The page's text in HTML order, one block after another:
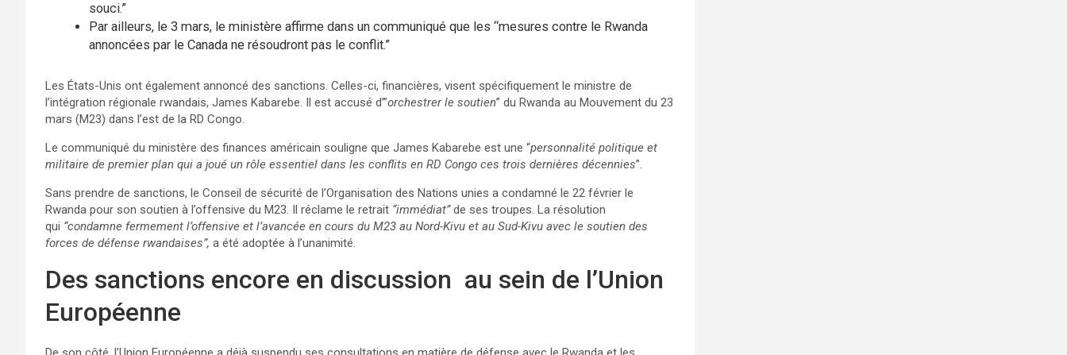
souci.”
Par ailleurs, le 3 mars, le ministère affirme dans un communiqué que les “mesures contre le Rwanda
annoncées par le Canada ne résoudront pas le conflit.”
Les États-Unis ont également annoncé des sanctions. Celles-ci, financières, visent spécifiquement le ministre de
l’intégration régionale rwandais, James Kabarebe. Il est accusé d’”orchestrer le soutien” du Rwanda au Mouvement du 23
mars (M23) dans l’est de la RD Congo.
Le communiqué du ministère des finances américain souligne que James Kabarebe est une “personnalité politique et
militaire de premier plan qui a joué un rôle essentiel dans les conflits en RD Congo ces trois dernières décennies”.
Sans prendre de sanctions, le Conseil de sécurité de l’Organisation des Nations unies a condamné le 22 février le
Rwanda pour son soutien à l’offensive du M23. Il réclame le retrait “immédiat”de ses troupes. La résolution
qui “condamne fermement l’offensive et l’avancée en cours du M23 au Nord-Kivu et au Sud-Kivu avec le soutien des
forces de défense rwandaises”, a été adoptée à l’unanimité.
Des sanctions encore en discussion au sein de l’Union
Européenne